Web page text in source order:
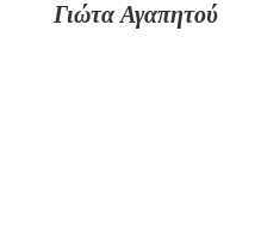
Γιώτα Αγαπητού